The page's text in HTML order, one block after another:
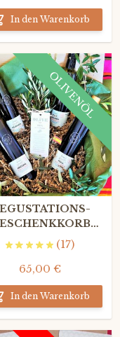
In den Warenkorb
OLIVENÖL
BIO-
OLIVENÖLE
(17)
65,00 €
In den Warenkorb